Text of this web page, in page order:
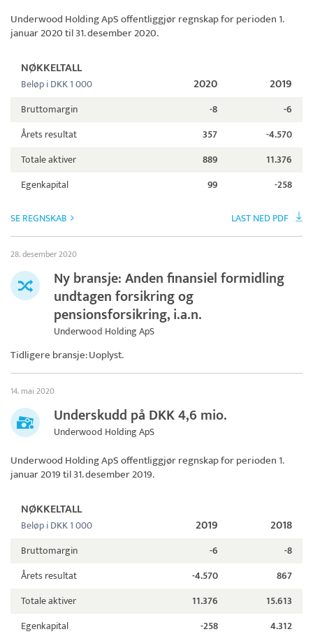
Underwood Holding ApSoffentliggjør regnskap for perioden 1.
januar 2020 til 31. desember 2020.
NØKKELTALL
Beløp i DKK 1 000 2020 2019
Bruttomargin -8
-6
Årets resultat
357
-4.570
Totale aktiver
889
11.376
Egenkapital
99 -258
SE REGNSKAB LAST NED PDF
28. desember 2020
Ny bransje: Anden finansiel formidling
undtagen forsikring og
pensionsforsikring, i.a.n.
Underwood Holding ApS
Tidligere bransje: Uoplyst.
14. mai 2020
Underskudd på DKK 4,6 mio.
Underwood Holding ApS
Underwood Holding ApSoffentliggjør regnskap for perioden 1.
januar 2019 til 31. desember 2019.
NØKKELTALL
Beløp i DKK 1 000 2019 2018
Bruttomargin -6
-8
Årets resultat
-4.570
867
Totale aktiver
11.376
15.613
Egenkapital
-258 4.312